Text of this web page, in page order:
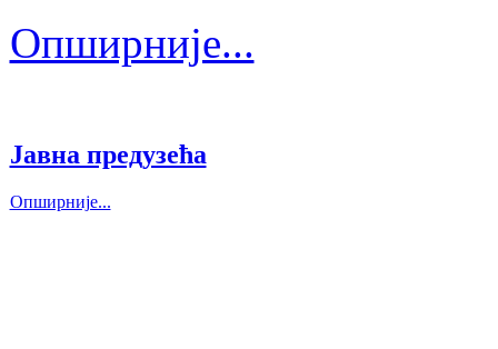
Опширније...
Јавна предузећа
Опширније...